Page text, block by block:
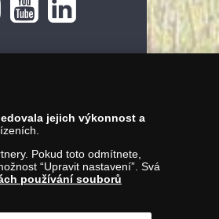
jejich výkonnost a
Pokud toto odmítnete,
“Upravit nastavení”. Svá
používání souborů